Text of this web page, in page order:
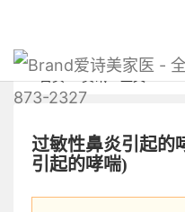
爱诗美家医 -
873-2327
首页 资讯 正文
过敏性鼻炎引起的
引起的哮喘)